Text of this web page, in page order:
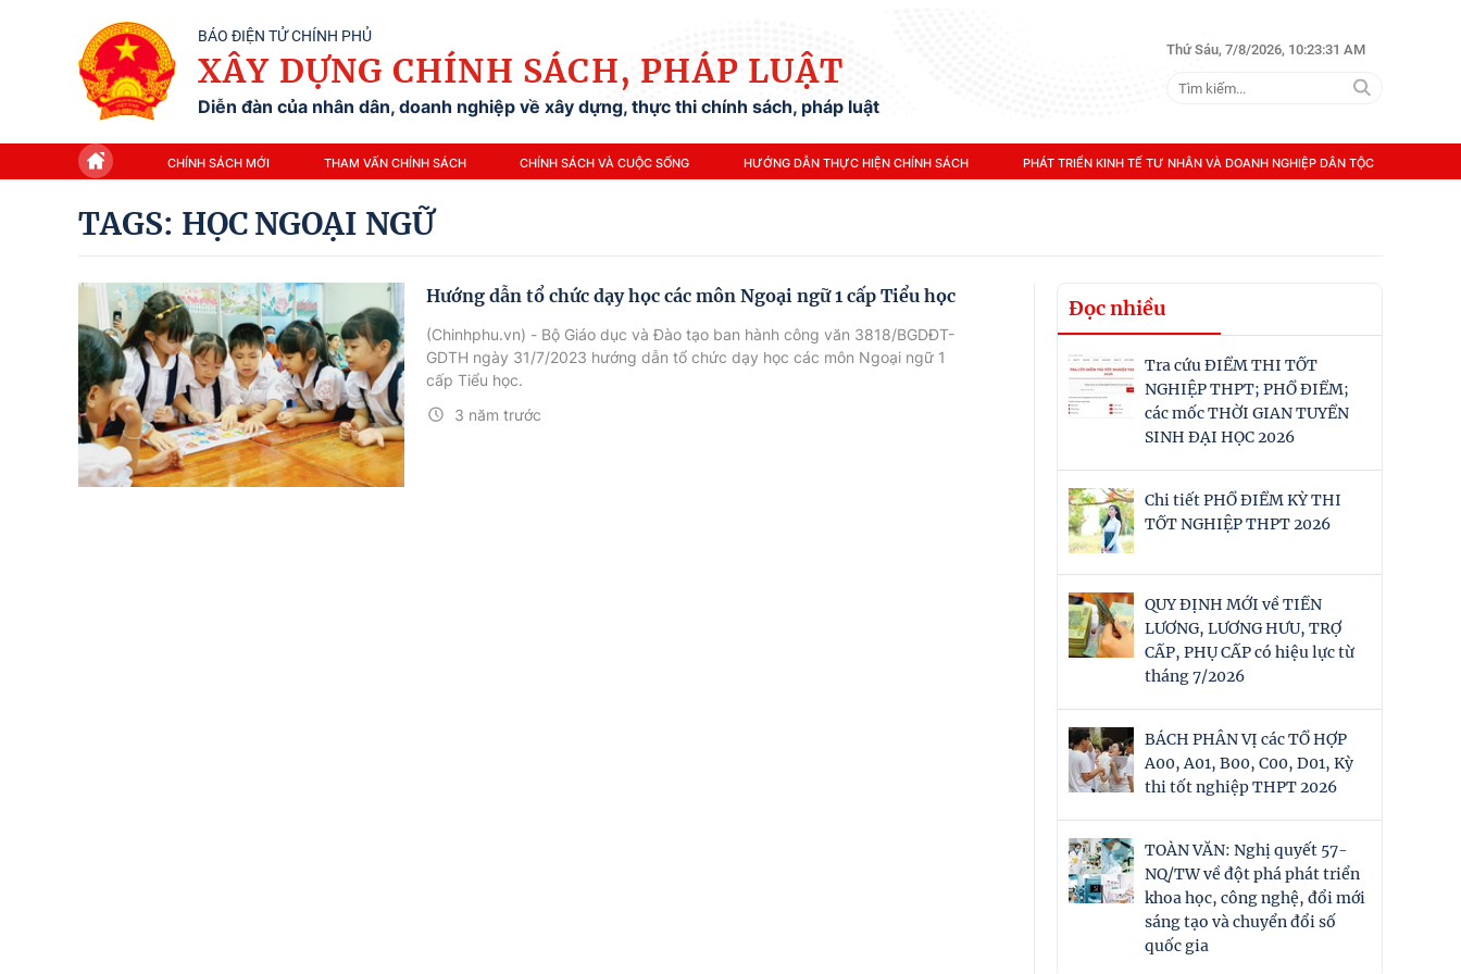
BÁO ĐIỆN TỬ CHÍNH PHỦ
XÂY DỰNG CHÍNH SÁCH, PHÁP LUẬT
Diễn đàn của nhân dân, doanh nghiệp về xây dựng, thực thi chính sách, pháp luật
Thứ Sáu, 7/8/2026, 10:23:31 AM
CHÍNH SÁCH MỚI THAM VẤN CHÍNH SÁCH CHÍNH SÁCH VÀ CUỘC SỐNG HƯỚNG DẪN THỰC HIỆN CHÍNH SÁCH PHÁT TRIỂN KINH TẾ TƯ NHÂN VÀ DOANH NGHIỆP DÂN TỘC
TAGS: HỌC NGOẠI NGỮ
Hướng dẫn tổ chức dạy học các môn Ngoại ngữ 1 cấp Tiểu học
3 năm trước
(Chinhphu.vn) - Bộ Giáo dục và Đào tạo ban hành công văn 3818/BGDĐT-
GDTH ngày 31/7/2023 hướng dẫn tổ chức dạy học các môn Ngoại ngữ 1
cấp Tiểu học.
Đọc nhiều
Tra cứu ĐIỂM THI TỐT
NGHIỆP THPT; PHỔ ĐIỂM;
các mốc THỜI GIAN TUYỂN
SINH ĐẠI HỌC 2026
Chi tiết PHỔ ĐIỂM KỲ THI
TỐT NGHIỆP THPT 2026
QUY ĐỊNH MỚI về TIỀN
LƯƠNG, LƯƠNG HƯU, TRỢ
CẤP, PHỤ CẤP có hiệu lực từ
tháng 7/2026
BÁCH PHÂN VỊ các TỔ HỢP
A00, A01, B00, C00, D01, Kỳ
thi tốt nghiệp THPT 2026
TOÀN VĂN: Nghị quyết 57-
NQ/TW về đột phá phát triển
khoa học, công nghệ, đổi mới
sáng tạo và chuyển đổi số
quốc gia